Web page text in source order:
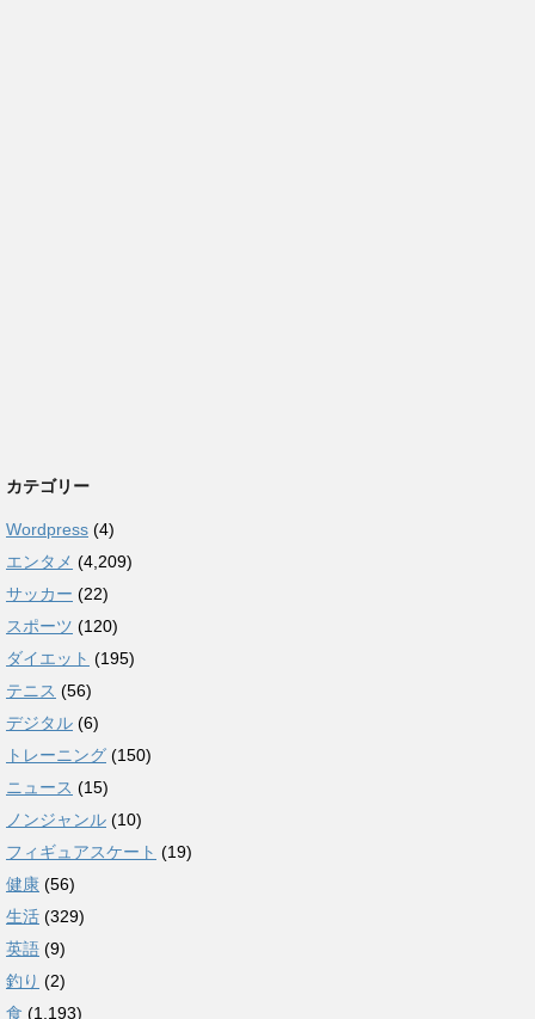
カテゴリー
Wordpress (4)
エンタメ (4,209)
サッカー (22)
スポーツ (120)
ダイエット (195)
テニス (56)
デジタル (6)
トレーニング (150)
ニュース (15)
ノンジャンル (10)
フィギュアスケート (19)
健康 (56)
生活 (329)
英語 (9)
釣り (2)
食 (1,193)